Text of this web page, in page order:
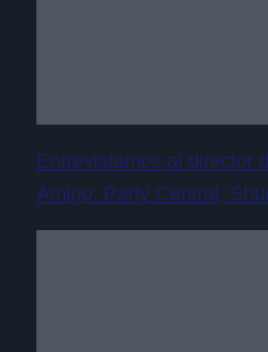
Entrevistamos al director
Amigo: Party Central,